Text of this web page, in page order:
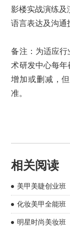
影楼实战演练及
语言表达及沟通
备注：为适应
术研发中心每
增加或删减，
准。
相关阅读
美甲美睫创业班
化妆美甲全能班
明星时尚美妆班